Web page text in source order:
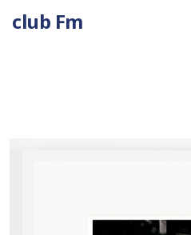
club Fm